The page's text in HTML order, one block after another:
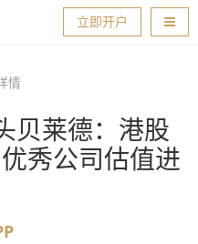
导航
立即开户
情
贝莱德：港股
秀公司估值进